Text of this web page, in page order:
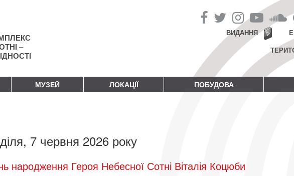
–
ВИДАННЯ
МУЗЕЙ ЛОКАЦІЇ ПОБУДОВА
7 червня 2026 року
народження Героя Небесної Сотні Віталія Коцюби